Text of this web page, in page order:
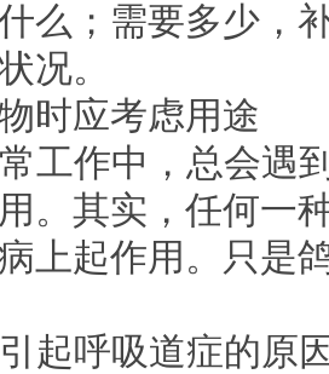
么；需要多少，
况。
时应考虑用途
工作中，总会遇
。其实，任何一
上起作用。只是
起呼吸道症的原